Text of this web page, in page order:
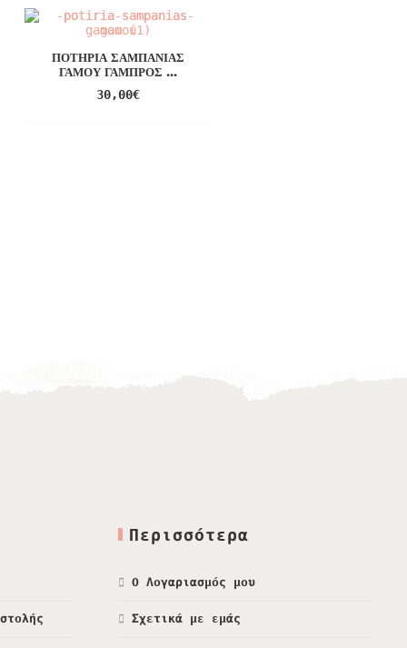
ΠΟΤΉΡΙΑ ΣΑΜΠΆΝΙΑΣ
ΓΆΜΟΥ ΓΑΜΠΡΌΣ ...
30,00€
Περισσότερα
Ο Λογαριασμός μου
Σχετικά με εμάς